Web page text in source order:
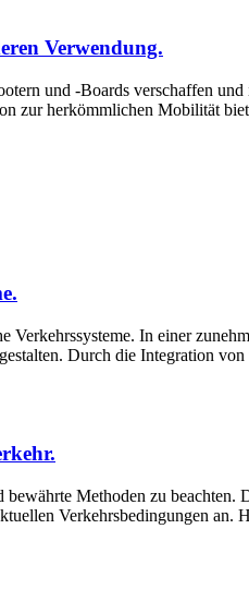
Verwendung.
und -Boards verschaffen
zur herkömmlichen Mobilität
In einer
Durch die Integration von
Methoden zu
Verkehrsbedingungen an.